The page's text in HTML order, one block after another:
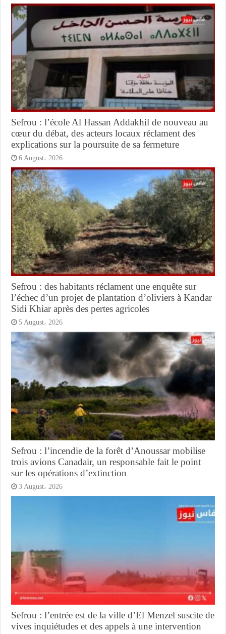
Sefrou : l’école Al Hassan Addakhil de nouveau au
cœur du débat, des acteurs locaux réclament des
explications sur la poursuite de sa fermeture
6 August، 2026
Sefrou : des habitants réclament une enquête sur
l’échec d’un projet de plantation d’oliviers à Kandar
Sidi Khiar après des pertes agricoles
5 August، 2026
Sefrou : l’incendie de la forêt d’Anoussar mobilise
trois avions Canadair, un responsable fait le point
sur les opérations d’extinction
3 August، 2026
Sefrou : l’entrée est de la ville d’El Menzel suscite de
vives inquiétudes et des appels à une intervention